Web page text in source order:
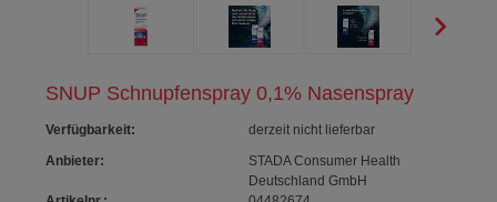
SNUP Schnupfenspray 0,1% Nasenspray
Verfügbarkeit:
derzeit nicht lieferbar
Anbieter:
STADA Consumer Health
Deutschland GmbH